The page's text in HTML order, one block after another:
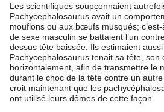
Les scientifiques soupçonnaient
Pachycephalosaurus avait un
mouflons ou aux bœufs musqués;
de sexe masculin se battaient l’un
dessus tête baissée. Ils estimaient
Pachycephalosaurus tenait sa tête, son
horizontalement, afin de transmettre le
durant le choc de la tête contre un
croit maintenant que les
ont utilisé leurs dômes de cette façon.